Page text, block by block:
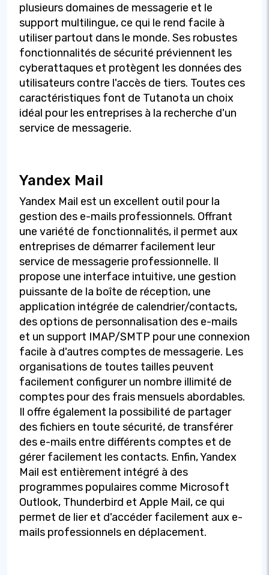
plusieurs domaines de messagerie et le
support multilingue, ce qui le rend facile à
utiliser partout dans le monde. Ses robustes
fonctionnalités de sécurité préviennent les
cyberattaques et protègent les données des
utilisateurs contre l'accès de tiers. Toutes ces
caractéristiques font de Tutanota un choix
idéal pour les entreprises à la recherche d'un
service de messagerie.
Yandex Mail
Yandex Mail est un excellent outil pour la
gestion des e-mails professionnels. Offrant
une variété de fonctionnalités, il permet aux
entreprises de démarrer facilement leur
service de messagerie professionnelle. Il
propose une interface intuitive, une gestion
puissante de la boîte de réception, une
application intégrée de calendrier/contacts,
des options de personnalisation des e-mails
et un support IMAP/SMTP pour une connexion
facile à d'autres comptes de messagerie. Les
organisations de toutes tailles peuvent
facilement configurer un nombre illimité de
comptes pour des frais mensuels abordables.
Il offre également la possibilité de partager
des fichiers en toute sécurité, de transférer
des e-mails entre différents comptes et de
gérer facilement les contacts. Enfin, Yandex
Mail est entièrement intégré à des
programmes populaires comme Microsoft
Outlook, Thunderbird et Apple Mail, ce qui
permet de lier et d'accéder facilement aux e-
mails professionnels en déplacement.